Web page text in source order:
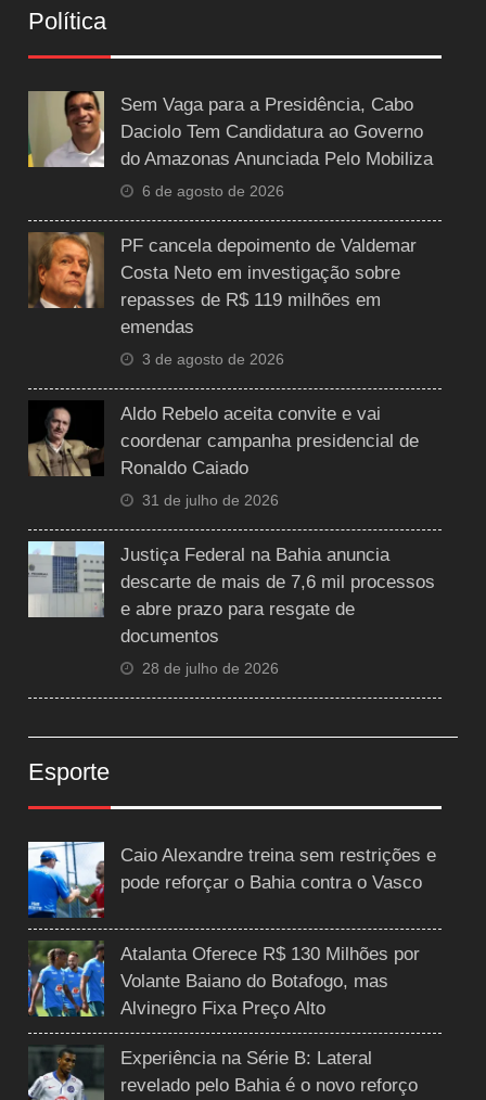
Política
Sem Vaga para a Presidência, Cabo
Daciolo Tem Candidatura ao Governo
do Amazonas Anunciada Pelo Mobiliza
6 de agosto de 2026
PF cancela depoimento de Valdemar
Costa Neto em investigação sobre
repasses de R$ 119 milhões em
emendas
3 de agosto de 2026
Aldo Rebelo aceita convite e vai
coordenar campanha presidencial de
Ronaldo Caiado
31 de julho de 2026
Justiça Federal na Bahia anuncia
descarte de mais de 7,6 mil processos
e abre prazo para resgate de
documentos
28 de julho de 2026
Esporte
Caio Alexandre treina sem restrições e
pode reforçar o Bahia contra o Vasco
Atalanta Oferece R$ 130 Milhões por
Volante Baiano do Botafogo, mas
Alvinegro Fixa Preço Alto
Experiência na Série B: Lateral
revelado pelo Bahia é o novo reforço